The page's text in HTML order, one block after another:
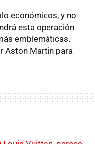
económicos, y no
esta operación
emblemáticas.
Aston Martin para